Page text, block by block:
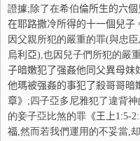
證據;除了在希伯倫所生的六個
在耶路撒冷所得的十一個兒子
因父親所犯的嚴重的罪(與忠
烏利亞),也因兒子們所犯的嚴
子暗嫩犯了强姦他同父異母妹
他瑪被强姦的事犯了殺哥哥暗
章》 ;四子亞多尼雅犯了違背
的妾子亞比煞的罪 《王上1:5-
福,然而若我們運用的不妥當,